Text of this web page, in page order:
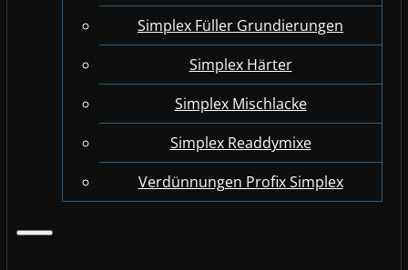
Simplex Füller Grundierungen
Simplex Härter
Simplex Mischlacke
Simplex Readdymixe
Verdünnungen Profix Simplex